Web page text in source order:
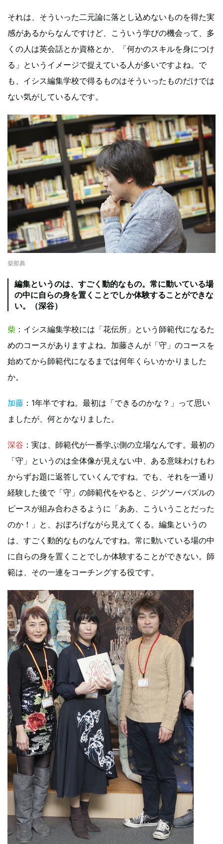
それは、そういった二元論に落とし込めないものを得た実
感があるからなんですけど、こういう学びの機会って、多
くの人は英会話とか資格とか、「何かのスキルを身につけ
る」というイメージで捉えている人が多いですよね。で
も、イシス編集学校で得るものはそういったものだけでは
ない気がしているんです。
柴那典
編集というのは、すごく動的なもの。常に動いている場
の中に自らの身を置くことでしか体験することができな
い。（深谷）
柴 ：イシス編集学校には「花伝所」という師範代になるた
めのコースがありますよね。加藤さんが「守」のコースを
始めてから師範代になるまでは何年くらいかかりました
か。
加藤 ：1年半ですね。最初は「できるのかな？」って思い
ましたが、何とかなりました。
深谷 ：実は、師範代が一番学ぶ側の立場なんです。最初の
「守」というのは全体像が見えない中、ある意味わけもわ
からずお題に返答していくんですね。でも、それを一通り
経験した後で「守」の師範代をやると、ジグソーパズルの
ピースが組み合わさるように「ああ、こういうことだった
のか！」と、おぼろげながら見えてくる。編集というの
は、すごく動的なものなんですね。常に動いている場の中
に自らの身を置くことでしか体験することができない。師
範は、その一連をコーチングする役です。